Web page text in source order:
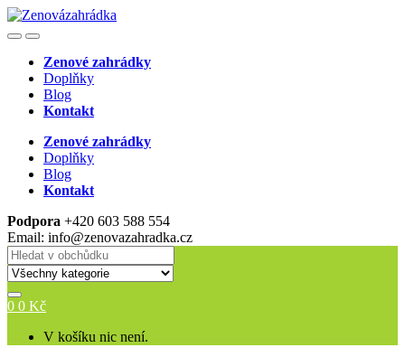
Skip
to
Skip
to
OpenClose
Zenové zahrádky
Doplňky
Blog
Kontakt
Zenové zahrádky
Doplňky
Blog
Kontakt
Podpora +420 603 588 554
Email: info@zenovazahradka.cz
Search
for:
0 0 Kč
V košíku nic není.